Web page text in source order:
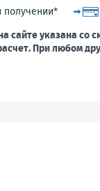
получении*
сайте указана со
При любом